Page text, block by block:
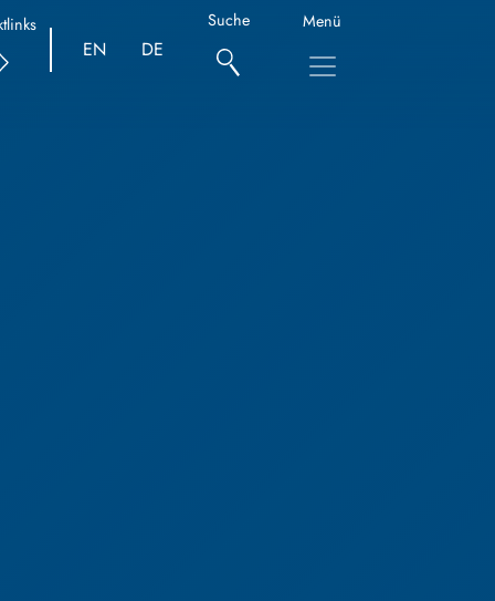
EN DE
Suche Menü